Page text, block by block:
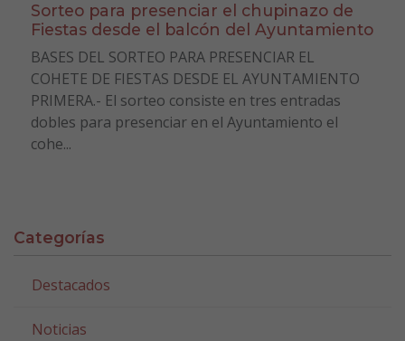
Sorteo para presenciar el chupinazo de
Fiestas desde el balcón del Ayuntamiento
BASES DEL SORTEO PARA PRESENCIAR EL
COHETE DE FIESTAS DESDE EL AYUNTAMIENTO
PRIMERA.- El sorteo consiste en tres entradas
dobles para presenciar en el Ayuntamiento el
cohe...
Categorías
Destacados
Noticias